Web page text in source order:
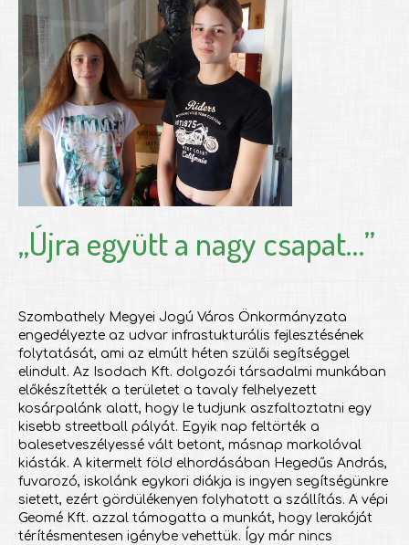
„Újra együtt a nagy csapat…”
Szombathely Megyei Jogú Város Önkormányzata
engedélyezte az udvar infrastukturális fejlesztésének
folytatását, ami az elmúlt héten szülői segítséggel
elindult. Az Isodach Kft. dolgozói társadalmi munkában
előkészítették a területet a tavaly felhelyezett
kosárpalánk alatt, hogy le tudjunk aszfaltoztatni egy
kisebb streetball pályát. Egyik nap feltörték a
balesetveszélyessé vált betont, másnap markolóval
kiásták. A kitermelt föld elhordásában Hegedűs András,
fuvarozó, iskolánk egykori diákja is ingyen segítségünkre
sietett, ezért gördülékenyen folyhatott a szállítás. A vépi
Geomé Kft. azzal támogatta a munkát, hogy lerakóját
térítésmentesen igénybe vehettük. Így már nincs